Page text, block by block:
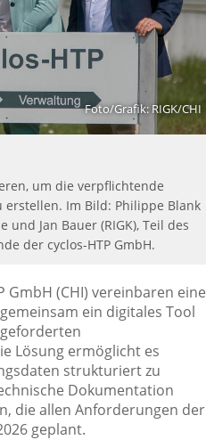
Foto/Grafik: RIGK/CHI
um die verpflichtende
Im Bild: Philippe Blank
und Jan Bauer (RIGK), Teil des
der cyclos-HTP GmbH.
GmbH (CHI) vereinbaren eine
ein digitales Tool
Lösung ermöglicht es
strukturiert zu
Dokumentation
die allen Anforderungen der
geplant.